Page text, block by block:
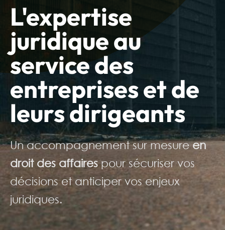
L'expertise
juridiqueau
service des
entrepriseset de
leurs dirigeants
Un accompagnement sur mesureen
droit des affairespour sécuriser vos
décisions et anticiper vos enjeux
juridiques.